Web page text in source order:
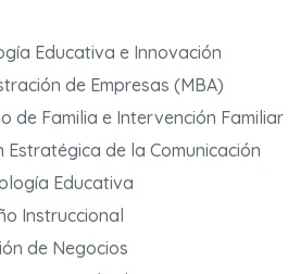
Educativa e Innovación
de Empresas (MBA)
de Familia e Intervención Familiar
Estratégica de la Comunicación
Educativa
Instruccional
de Negocios